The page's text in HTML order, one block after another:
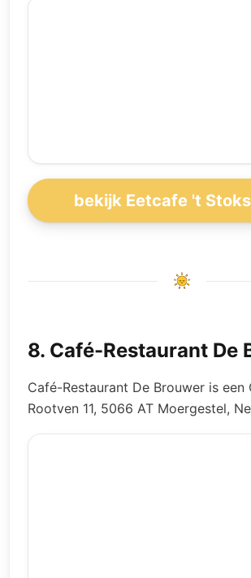
bekijk Eetcafe 't
8. Café-Restaurant De
Café-Restaurant De Brouwer is een
Rootven 11, 5066 AT Moergestel,